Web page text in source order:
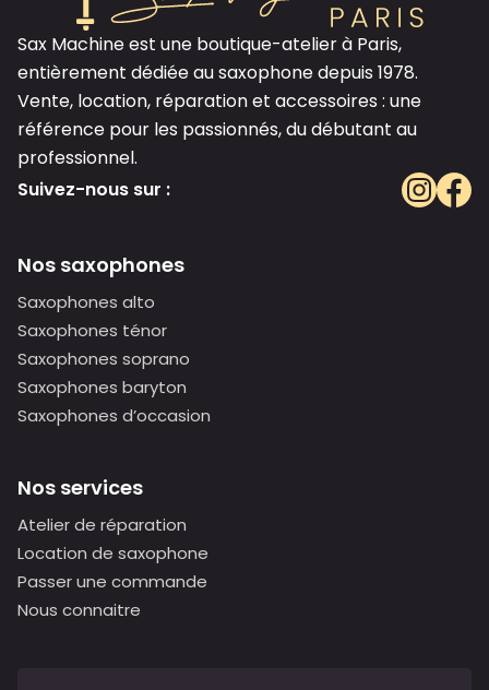
Sax Machine est une boutique-atelier à Paris,
entièrement dédiée au saxophone depuis 1978.
Vente, location, réparation et accessoires : une
référence pour les passionnés, du débutant au
professionnel.
Suivez-nous sur :
Nos saxophones
Saxophones alto
Saxophones ténor
Saxophones soprano
Saxophones baryton
Saxophones d’occasion
Nos services
Atelier de réparation
Location de saxophone
Passer une commande
Nous connaitre